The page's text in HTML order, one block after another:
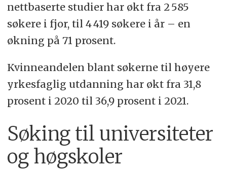
nettbaserte studier har økt fra 2 585
søkere i fjor, til 4 419 søkere i år – en
økning på 71 prosent.
Kvinneandelen blant søkerne til høyere
yrkesfaglig utdanning har økt fra 31,8
prosent i 2020 til 36,9 prosent i 2021.
Søking til universiteter
og høgskoler